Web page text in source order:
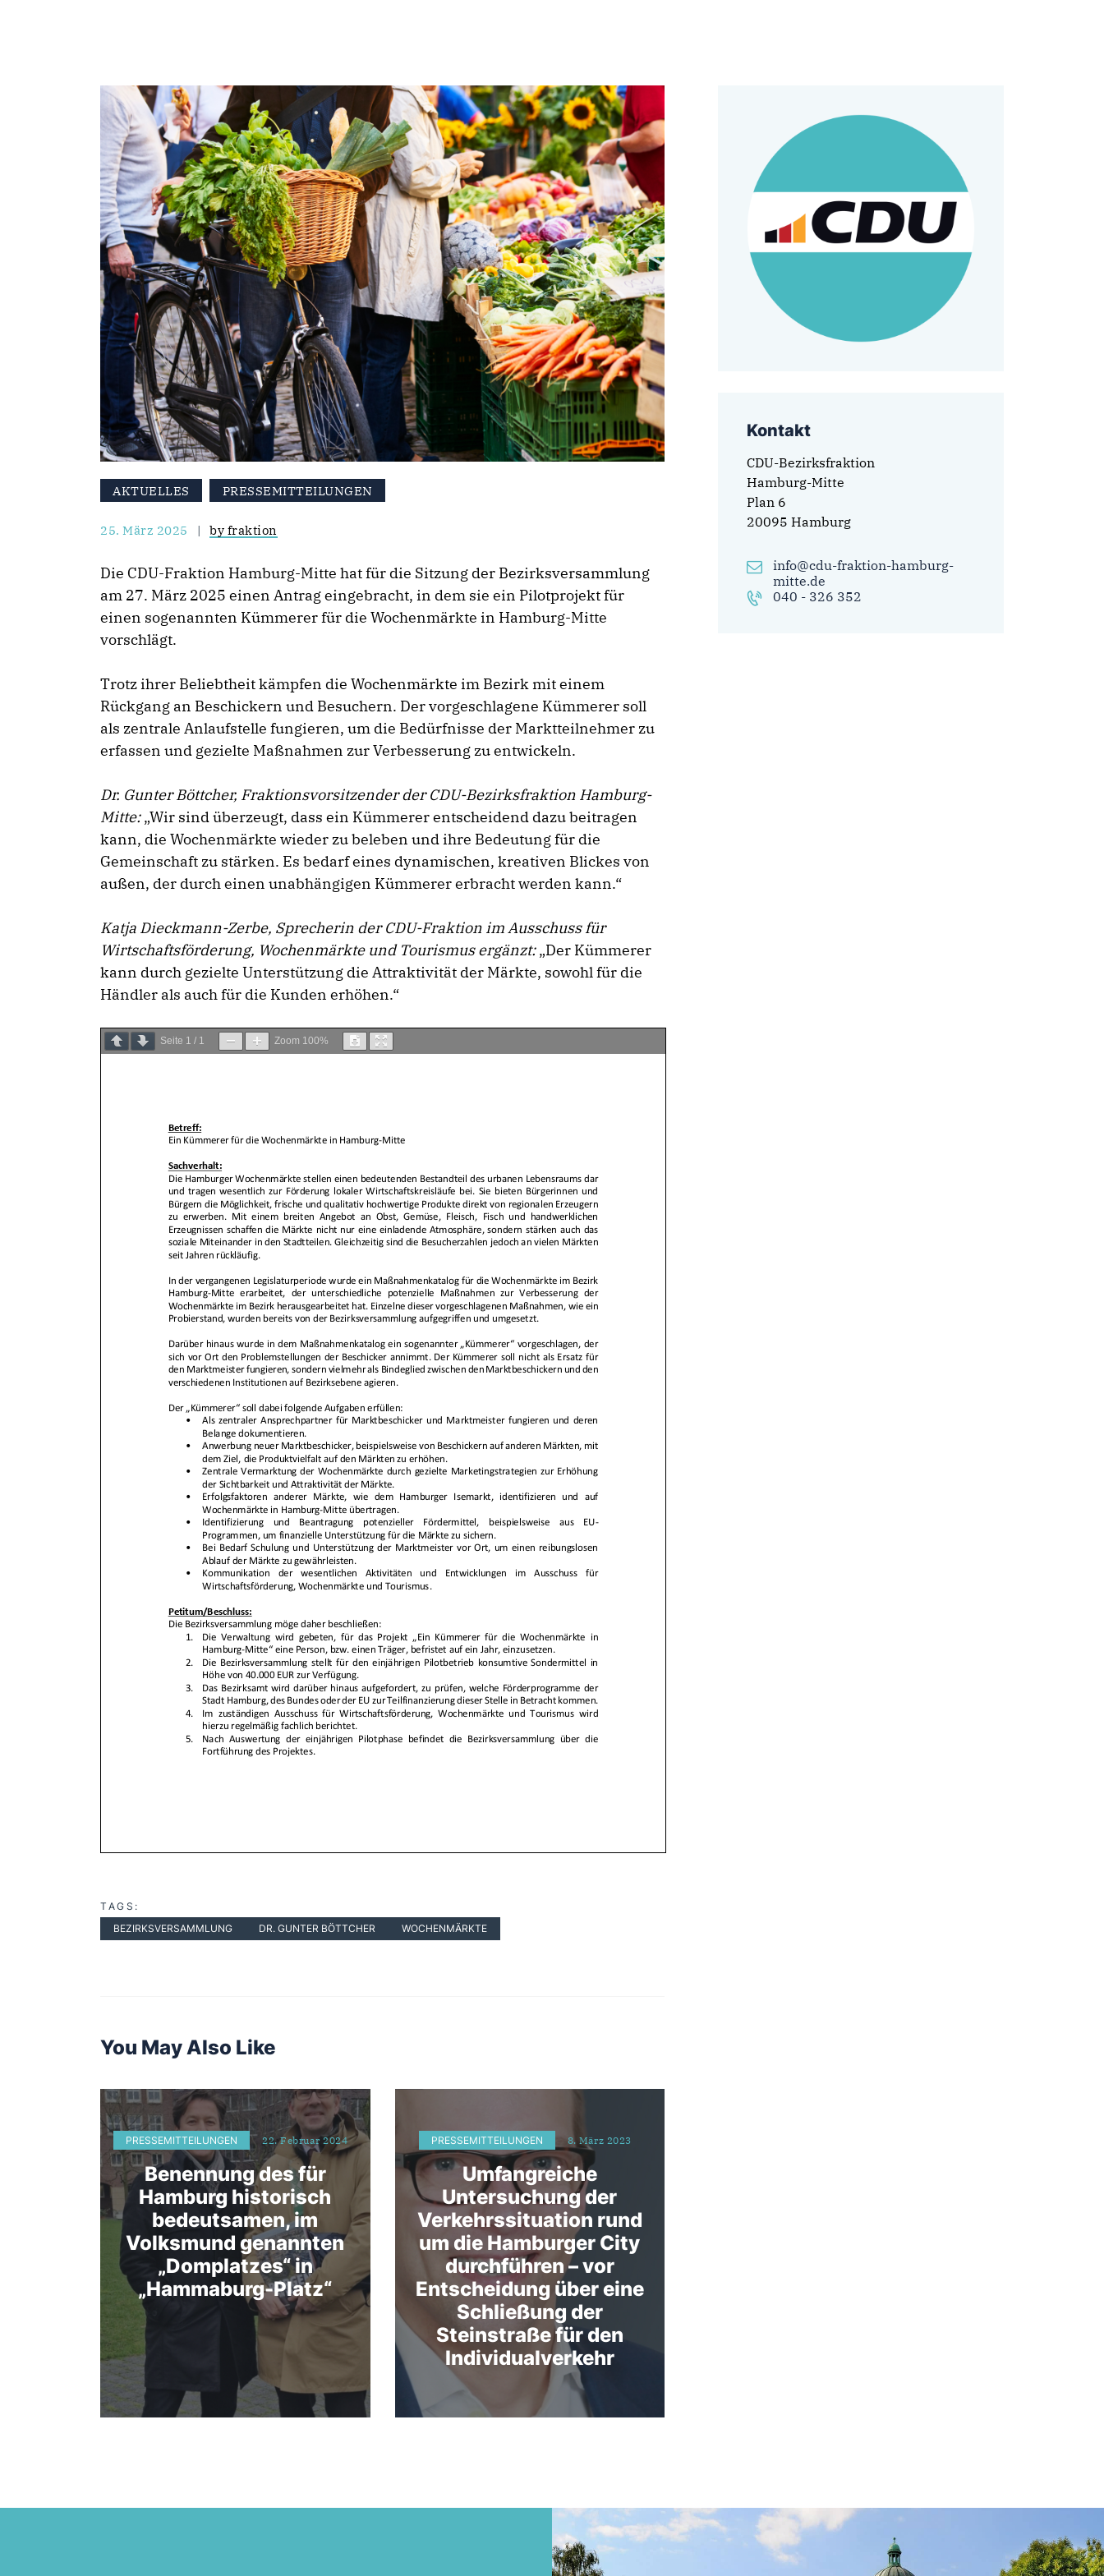
AKTUELLES PRESSEMITTEILUNGEN
25. März 2025 by fraktion
Die CDU-Fraktion Hamburg-Mitte hat für die Sitzung der Bezirksversammlung
am 27. März 2025 einen Antrag eingebracht, in dem sie ein Pilotprojekt für
einen sogenannten Kümmerer für die Wochenmärkte in Hamburg-Mitte
vorschlägt.
Trotz ihrer Beliebtheit kämpfen die Wochenmärkte im Bezirk mit einem
Rückgang an Beschickern und Besuchern. Der vorgeschlagene Kümmerer soll
als zentrale Anlaufstelle fungieren, um die Bedürfnisse der Marktteilnehmer zu
erfassen und gezielte Maßnahmen zur Verbesserung zu entwickeln.
Dr. Gunter Böttcher, Fraktionsvorsitzender der CDU-Bezirksfraktion Hamburg-
Mitte:„Wir sind überzeugt, dass ein Kümmerer entscheidend dazu beitragen
kann, die Wochenmärkte wieder zu beleben und ihre Bedeutung für die
Gemeinschaft zu stärken. Es bedarf eines dynamischen, kreativen Blickes von
außen, der durch einen unabhängigen Kümmerer erbracht werden kann.“
Katja Dieckmann-Zerbe, Sprecherin der CDU-Fraktion im Ausschuss für
Wirtschaftsförderung, Wochenmärkte und Tourismus ergänzt:„Der Kümmerer
kann durch gezielte Unterstützung die Attraktivität der Märkte, sowohl für die
Händler als auch für die Kunden erhöhen.“
Seite 1 / 1 Zoom 100%
TAGS:
BEZIRKSVERSAMMLUNG
DR. GUNTER BÖTTCHER WOCHENMÄRKTE
You May Also Like
PRESSEMITTEILUNGEN 22. Februar 2024
Benennung des für
Hamburg historisch
bedeutsamen, im
Volksmund genannten
„Domplatzes“ in
„Hammaburg-Platz“
PRESSEMITTEILUNGEN 8. März 2023
Umfangreiche
Untersuchung der
Verkehrssituation rund
um die Hamburger City
durchführen – vor
Entscheidung über eine
Schließung der
Steinstraße für den
Individualverkehr
Kontakt
CDU-Bezirksfraktion
Hamburg-Mitte
Plan 6
20095 Hamburg
info@cdu-fraktion-hamburg-
mitte.de
040 - 326 352